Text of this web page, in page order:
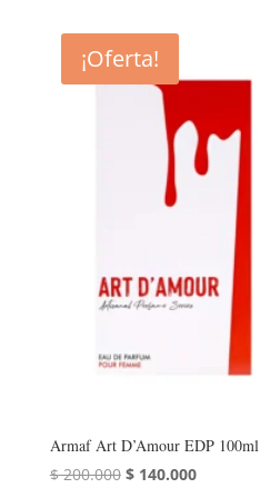
¡Oferta!
Armaf Art D’Amour EDP 100ml
$200.000 El
$140.000El